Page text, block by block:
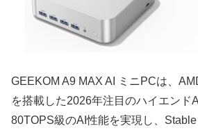
GEEKOM A9 MAX AI ミニPCは、
を搭載した2026年注目のハイエンド
80TOPS級のAI性能を実現し、